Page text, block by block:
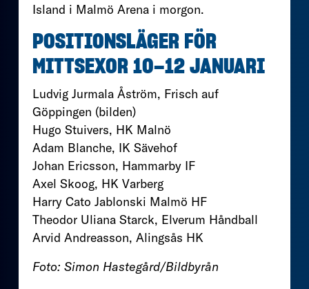
Island i Malmö Arena i morgon.
POSITIONSLÄGER FÖR
MITTSEXOR 10–12 JANUARI
Ludvig Jurmala Åström, Frisch auf
Göppingen (bilden)
Hugo Stuivers, HK Malnö
Adam Blanche, IK Sävehof
Johan Ericsson, Hammarby IF
Axel Skoog, HK Varberg
Harry Cato Jablonski Malmö HF
Theodor Uliana Starck, Elverum Håndball
Arvid Andreasson, Alingsås HK
Foto: Simon Hastegård/Bildbyrån